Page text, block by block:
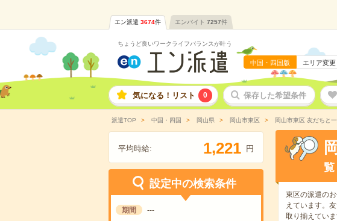
エン派遣 3674件 エンバイト 7257件
ちょうど良いワークライフバランスが叶う
中国・四国版 エリア変更
気になる！リスト 0 保存した希望条件
派遣TOP 中国・四国 岡山県 岡山市東区 岡山市東区 友だちと
平均時給: 1,221 円
設定中の検索条件
期間 ---
覧
東区の派遣のお
えています。
取り揃えていま